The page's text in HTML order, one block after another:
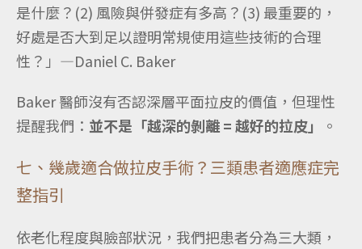
是什麼？(2) 風險與併發症有多高？(3) 最重要的，
好處是否大到足以證明常規使用這些技術的合理
性？」—Daniel C. Baker
Baker 醫師沒有否認深層平面拉皮的價值，但理性
提醒我們： 並不是「越深的剝離 = 越好的拉皮」 。
七、幾歲適合做拉皮手術？三類患者適應症完
整指引
依老化程度與臉部狀況，我們把患者分為三大類，